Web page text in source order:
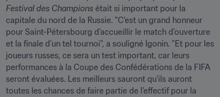
Festival des Champions était si important pour la
capitale du nord de la Russie. "C'est un grand honneur
pour Saint-Pétersbourg d'accueillir le match d'ouverture
et la finale d'un tel tournoi", a souligné Igonin. "Et pour les
joueurs russes, ce sera un test important, car leurs
performances à la Coupe des Confédérations de la FIFA
seront évaluées. Les meilleurs sauront qu'ils auront
toutes les chances de faire partie de l'effectif pour la